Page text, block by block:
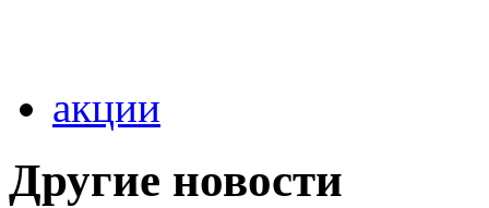
акции
Другие новости